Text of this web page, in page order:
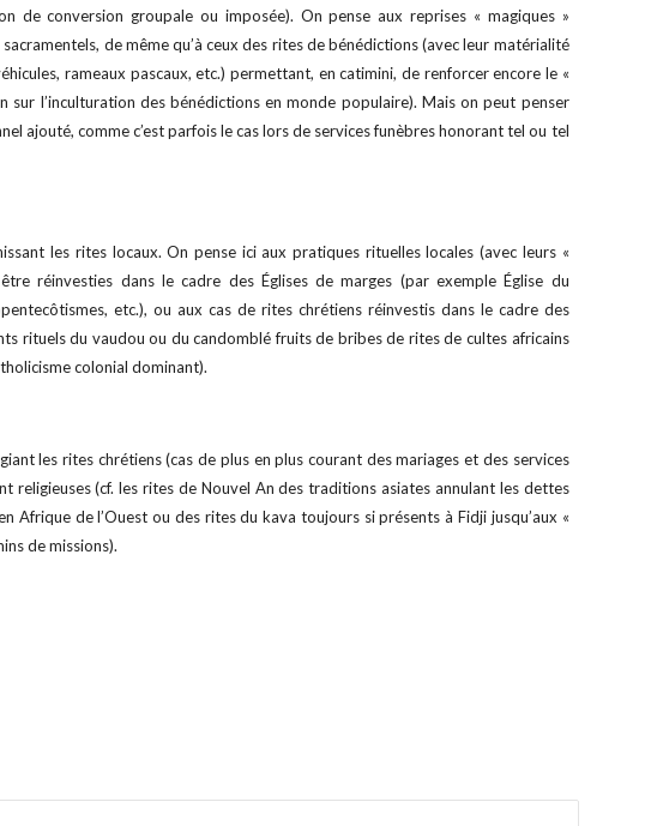
de conversion groupale ou imposée). On pense aux reprises « magiques »
de même qu’à ceux des rites de bénédictions (avec leur matérialité
rameaux pascaux, etc.) permettant, en catimini, de renforcer encore le «
l’inculturation des bénédictions en monde populaire). Mais on peut penser
ajouté, comme c’est parfois le cas lors de services funèbres honorant tel ou tel
les rites locaux. On pense ici aux pratiques rituelles locales (avec leurs «
réinvesties dans le cadre des Églises de marges (par exemple Église du
etc.), ou aux cas de rites chrétiens réinvestis dans le cadre des
rituels du vaudou ou du candomblé fruits de bribes de rites de cultes africains
colonial dominant).
les rites chrétiens (cas de plus en plus courant des mariages et des services
(cf. les rites de Nouvel An des traditions asiates annulant les dettes
de l’Ouest ou des rites du kava toujours si présents à Fidji jusqu’aux «
de missions).